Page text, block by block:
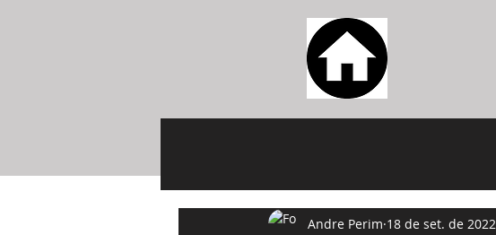
Andre Perim 18 de set. de 2022